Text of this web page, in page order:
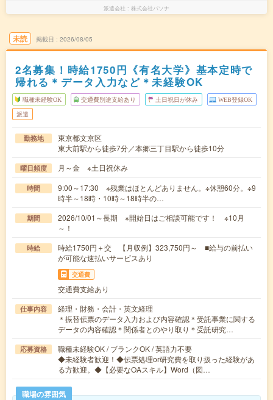
派遣会社 株式会社パソナ
未読 掲載日 2026/08/05
2名募集！時給1750円《有名大学》基本定時で
帰れる＊データ入力など＊未経験OK
職種未経験OK 交通費別途支給あり 土日祝日が休み WEB登録OK
派遣
勤務地
東京都文京区
東大前駅から徒歩7分／本郷三丁目駅から徒歩10分
曜日頻度 月～金 ※土日祝休み
時間
9:00～17:30 ※残業はほとんどありません。※休憩60分。※9
時半～18時・10時～18時半の…
期間
2026/10/01～長期 ※開始日はご相談可能です！ ※10月
～！
時給
時給1750円＋交 【月収例】323,750円～ ■給与の前払い
が可能な速払いサービスあり
交通費
交通費支給あり
仕事内容
経理・財務・会計・英文経理
＊振替伝票のデータ入力および内容確認＊受託事業に関する
データの内容確認＊関係者とのやり取り＊受託研究…
応募資格
職種未経験OK / ブランクOK / 英語力不要
◆未経験者歓迎！◆伝票処理or研究費を取り扱った経験があ
る方歓迎。◆【必要なOAスキル】Word（図…
職場の雰囲気